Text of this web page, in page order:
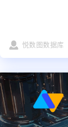
悦数图数据库